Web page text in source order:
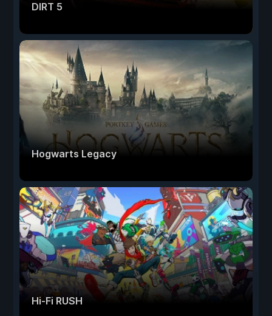
DIRT 5
Hogwarts Legacy
Hi-Fi RUSH